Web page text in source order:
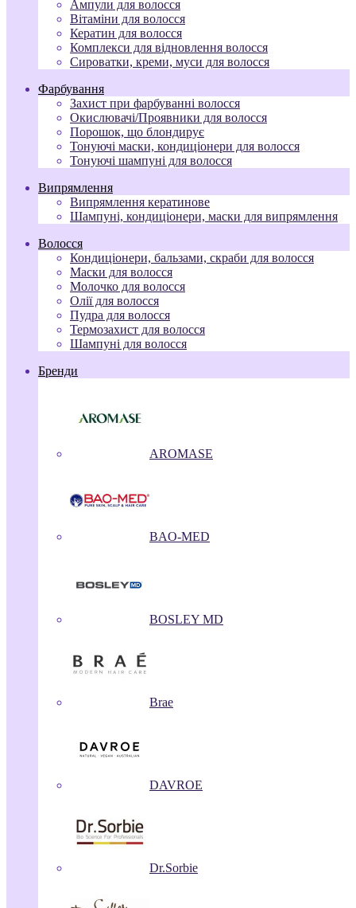
Ампули для волосся
Вітаміни для волосся
Кератин для волосся
Комплекси для відновлення волосся
Сироватки, креми, муси для волосся
Фарбування
Захист при фарбуванні волосся
Окислювачі/Проявники для волосся
Порошок, що блондирує
Тонуючі маски, кондиціонери для волосся
Тонуючі шампуні для волосся
Випрямлення
Випрямлення кератинове
Шампуні, кондиціонери, маски для випрямлення
Волосся
Кондиціонери, бальзами, скраби для волосся
Маски для волосся
Молочко для волосся
Олії для волосся
Пудра для волосся
Термозахист для волосся
Шампуні для волосся
Бренди
AROMASE
BAO-MED
BOSLEY MD
Brae
DAVROE
Dr.Sorbie